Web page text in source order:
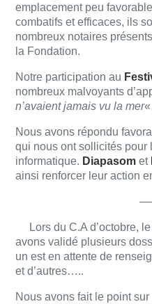
emplacement peu
combatifs et efficaces, ils
nombreux notaires
la Fondation.
Notre participation au
nombreux malvoyants
n’avaient jamais vu la mer«
Nous avons répondu
qui nous ont sollicités pour
informatique. Diapasom et
ainsi renforcer leur action
Lors du C.A d’octobre,
avons validé plusieurs
un est en attente de
et d’autres…..
Nous avons fait le point